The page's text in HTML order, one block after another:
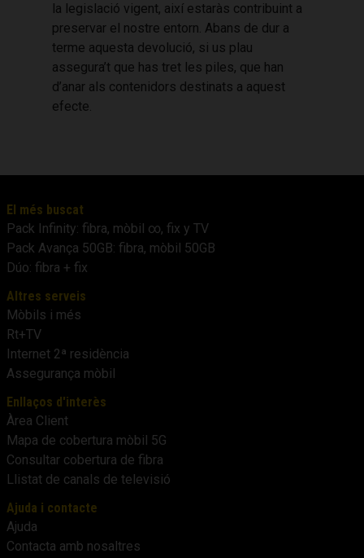
la legislació vigent, així estaràs contribuint a
preservar el nostre entorn. Abans de dur a
terme aquesta devolució, si us plau
assegura’t que has tret les piles, que han
d’anar als contenidors destinats a aquest
efecte.
El més buscat
Pack Infinity: fibra, mòbil ∞, fix y TV
Pack Avança 50GB: fibra, mòbil 50GB
Dúo: fibra + fix
Altres serveis
Mòbils i més
Rt+TV
Internet 2ª residència
Assegurança mòbil
Enllaços d'interès
Àrea Client
Mapa de cobertura mòbil 5G
Consultar cobertura de fibra
Llistat de canals de televisió
Ajuda i contacte
Ajuda
Contacta amb nosaltres